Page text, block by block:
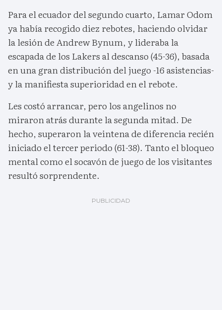
Para el ecuador del segundo cuarto, Lamar Odom
ya había recogido diez rebotes, haciendo olvidar
la lesión de Andrew Bynum, y lideraba la
escapada de los Lakers al descanso (45-36), basada
en una gran distribución del juego -16 asistencias-
y la manifiesta superioridad en el rebote.
Les costó arrancar, pero los angelinos no
miraron atrás durante la segunda mitad. De
hecho, superaron la veintena de diferencia recién
iniciado el tercer periodo (61-38). Tanto el bloqueo
mental como el socavón de juego de los visitantes
resultó sorprendente.